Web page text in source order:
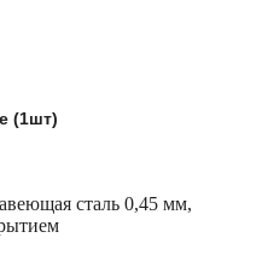
(1шт)
сталь 0,45 мм,